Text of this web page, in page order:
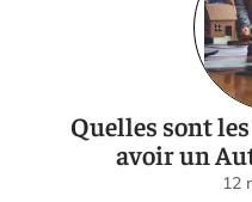
Quelles sont
avoir un
12